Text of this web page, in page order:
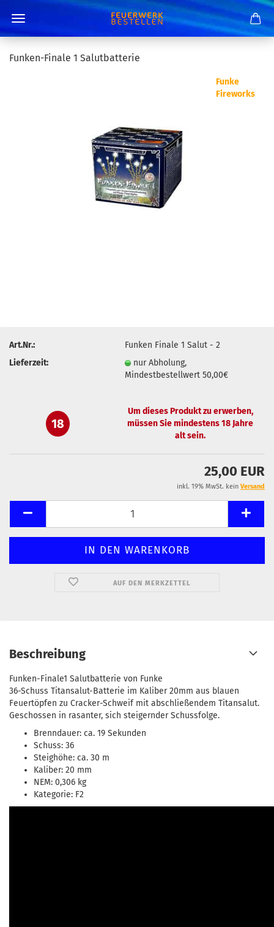
Funken-Finale 1 Salutbatterie
Funke
Fireworks
Art.Nr.:
Funken Finale 1 Salut - 2
Lieferzeit:
nur Abholung,
Mindestbestellwert 50,00€
18
Um dieses Produkt zu erwerben,
müssen Sie mindestens 18 Jahre
alt sein.
25,00 EUR
inkl. 19% MwSt. kein Versand
AUF DEN MERKZETTEL
Beschreibung
Funken-Finale1 Salutbatterie von Funke
36-Schuss Titansalut-Batterie im Kaliber 20mm aus blauen
Feuertöpfen zu Cracker-Schweif mit abschließendem Titansalut.
Geschossen in rasanter, sich steigernder Schussfolge.
Brenndauer: ca. 19 Sekunden
Schuss: 36
Steighöhe: ca. 30 m
Kaliber: 20 mm
NEM: 0,306 kg
Kategorie: F2